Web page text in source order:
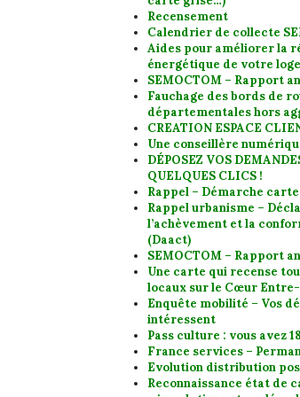
Recensement
Calendrier de collecte
Aides pour améliorer la
énergétique de votre
SEMOCTOM – Rapport
Fauchage des bords de
départementales hors
CREATION ESPACE
Une conseillère
DÉPOSEZ VOS
QUELQUES CLICS !
Rappel – Démarche
Rappel urbanisme –
l’achèvement et la
(Daact)
SEMOCTOM – Rapport
Une carte qui recense
locaux sur le Cœur
Enquête mobilité – Vos
intéressent
Pass culture : vous avez
France services –
Evolution distribution
Reconnaissance état de